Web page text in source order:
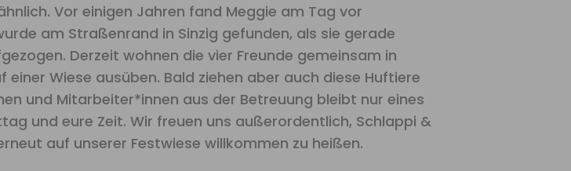
Vor einigen Jahren fand Meggie am Tag vor
am Straßenrand in Sinzig gefunden, als sie gerade
Derzeit wohnen die vier Freunde gemeinsam in
Wiese ausüben. Bald ziehen aber auch diese Huftiere
und Mitarbeiter*innen aus der Betreuung bleibt nur eines
und eure Zeit. Wir freuen uns außerordentlich, Schlappi &
auf unserer Festwiese willkommen zu heißen.